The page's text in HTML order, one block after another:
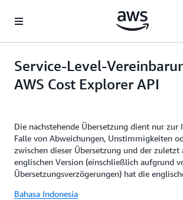
Überspringen zum Hauptinhalt
Service-Level-
AWS Cost Explorer API
Die nachstehende Übersetzung dient nur
Falle von Abweichungen, Unstimmigkeiten
zwischen dieser Übersetzung und der zuletzt
englischen Version (einschließlich aufgrund
Übersetzungsverzögerungen) hat die
Bahasa Indonesia